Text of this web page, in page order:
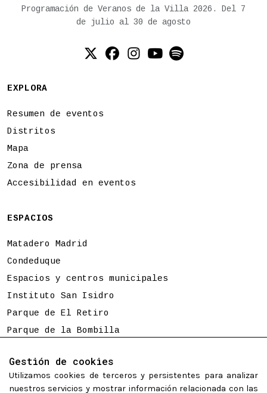
Gestión de cookies
Utilizamos cookies de terceros y persistentes para analizar
nuestros servicios y mostrar información relacionada con las
Programación de Veranos de la Villa 2026. Del 7
de julio al 30 de agosto
Twitter (X)
Facebook
Instagram
YouTube
Spotify
EXPLORA
Resumen de eventos
Distritos
Mapa
Zona de prensa
Accesibilidad en eventos
ESPACIOS
Matadero Madrid
Condeduque
Espacios y centros municipales
Instituto San Isidro
Parque de El Retiro
Parque de la Bombilla
Programación sujeta a cambios